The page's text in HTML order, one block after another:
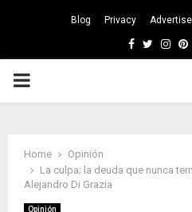
Blog Privacy
Facebook
Twitter
PRIMARY
Home
Opinión
La culpa; la deuda que nunca
Alejandro Di Grazia
Opinión